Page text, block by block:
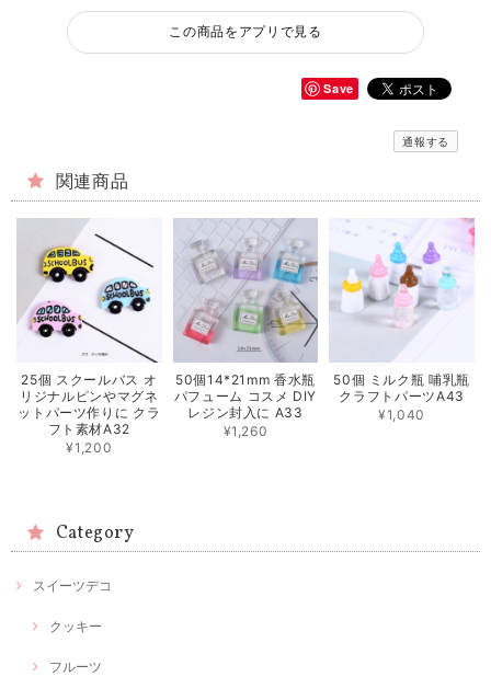
この商品をアプリで見る
Save
通報する
関連商品
25個 スクールバス オ
リジナルピンやマグネ
ットパーツ作りに クラ
フト素材A32
¥1,200
50個14*21mm 香水瓶
パフューム コスメ DIY
レジン封入に A33
¥1,260
50個 ミルク瓶 哺乳瓶
クラフトパーツA43
¥1,040
Category
スイーツデコ
クッキー
フルーツ